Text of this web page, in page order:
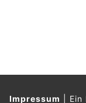
Impressum